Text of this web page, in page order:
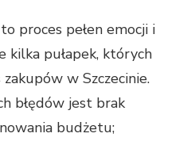
proces pełen emocji i
kilka pułapek, których
w Szczecinie.
błędów jest brak
budżetu;